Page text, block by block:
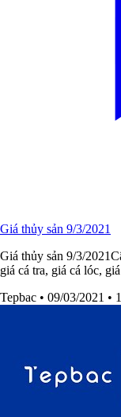
Giá thủy sản 9/3/2021
Giá thủy sản 9/3/
giá cá tra, giá cá lóc,
Tepbac • 09/03/2021 •